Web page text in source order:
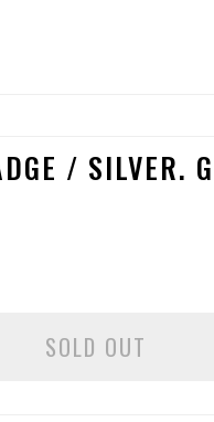
/ SILVER.
SOLD OUT